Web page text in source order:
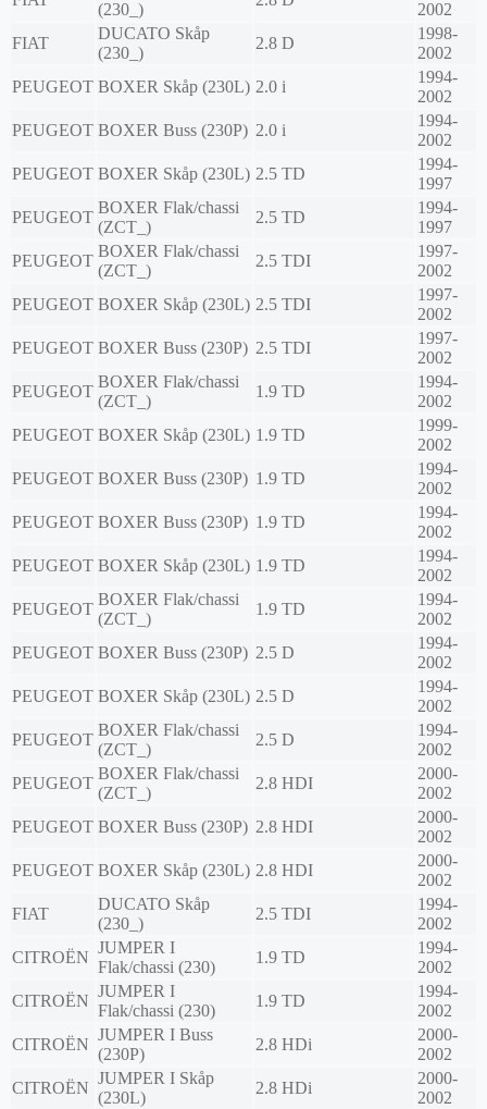
(230_)
2002
FIAT
DUCATO Skåp
(230_)
2.8 D
1998-
2002
PEUGEOT BOXER Skåp (230L) 2.0 i
1994-
2002
PEUGEOT BOXER Buss (230P) 2.0 i
1994-
2002
PEUGEOT BOXER Skåp (230L) 2.5 TD
1994-
1997
PEUGEOT
BOXER Flak/chassi
(ZCT_)
2.5 TD
1994-
1997
PEUGEOT
BOXER Flak/chassi
(ZCT_)
2.5 TDI
1997-
2002
PEUGEOT BOXER Skåp (230L) 2.5 TDI
1997-
2002
PEUGEOT BOXER Buss (230P) 2.5 TDI
1997-
2002
PEUGEOT
BOXER Flak/chassi
(ZCT_)
1.9 TD
1994-
2002
PEUGEOT BOXER Skåp (230L) 1.9 TD
1999-
2002
PEUGEOT BOXER Buss (230P) 1.9 TD
1994-
2002
PEUGEOT BOXER Buss (230P) 1.9 TD
1994-
2002
PEUGEOT BOXER Skåp (230L) 1.9 TD
1994-
2002
PEUGEOT
BOXER Flak/chassi
(ZCT_)
1.9 TD
1994-
2002
PEUGEOT BOXER Buss (230P) 2.5 D
1994-
2002
PEUGEOT BOXER Skåp (230L) 2.5 D
1994-
2002
PEUGEOT
BOXER Flak/chassi
(ZCT_)
2.5 D
1994-
2002
PEUGEOT
BOXER Flak/chassi
(ZCT_)
2.8 HDI
2000-
2002
PEUGEOT BOXER Buss (230P) 2.8 HDI
2000-
2002
PEUGEOT BOXER Skåp (230L) 2.8 HDI
2000-
2002
FIAT
DUCATO Skåp
(230_)
2.5 TDI
1994-
2002
CITROËN
JUMPER I
Flak/chassi (230)
1.9 TD
1994-
2002
CITROËN
JUMPER I
Flak/chassi (230)
1.9 TD
1994-
2002
CITROËN
JUMPER I Buss
(230P)
2.8 HDi
2000-
2002
CITROËN
JUMPER I Skåp
(230L)
2.8 HDi
2000-
2002